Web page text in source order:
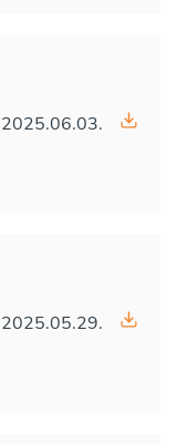
2025.06.03.
2025.05.29.